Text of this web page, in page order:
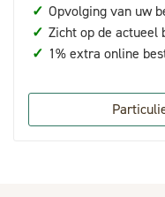
✓ Opvolging van uw
✓ Zicht op de
✓ 1% extra online